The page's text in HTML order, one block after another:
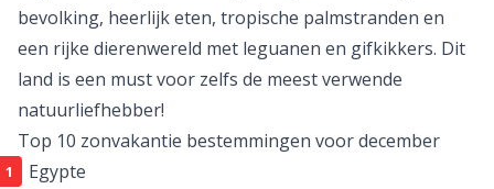
bevolking, heerlijk eten, tropische palmstranden en
een rijke dierenwereld met leguanen en gifkikkers. Dit
land is een must voor zelfs de meest verwende
natuurliefhebber!
Top 10 zonvakantie bestemmingen voor december
Egypte